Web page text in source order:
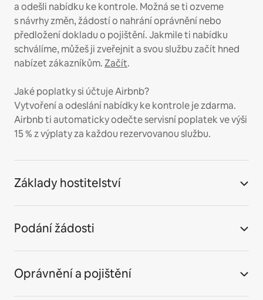
a odešli nabídku ke kontrole. Možná se ti ozveme
s návrhy změn, žádostí o nahrání oprávnění nebo
předložení dokladu o pojištění. Jakmile ti nabídku
schválíme, můžeš ji zveřejnit a svou službu začít hned
nabízet zákazníkům.Začít.
Jaké poplatky si účtuje Airbnb?
Vytvoření a odeslání nabídky ke kontrole je zdarma.
Airbnb ti automaticky odečte servisní poplatek ve výši
15 % z výplaty za každou rezervovanou službu.
Základy hostitelství
Podání žádosti
Oprávnění a pojištění